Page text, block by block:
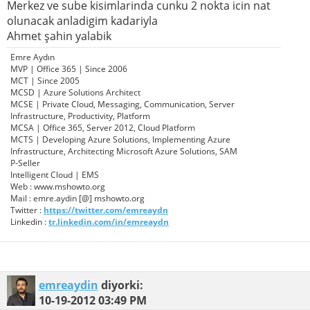
Merkez ve sube kisimlarinda cunku 2 nokta icin nat
olunacak anladigim kadariyla
Ahmet şahin yalabik
Emre Aydın
MVP | Office 365 | Since 2006
MCT | Since 2005
MCSD | Azure Solutions Architect
MCSE | Private Cloud, Messaging, Communication, Server
Infrastructure, Productivity, Platform
MCSA | Office 365, Server 2012, Cloud Platform
MCTS | Developing Azure Solutions, Implementing Azure
Infrastructure, Architecting Microsoft Azure Solutions, SAM
P-Seller
Intelligent Cloud | EMS
Web : www.mshowto.org
Mail : emre.aydin [@] mshowto.org
Twitter : https://twitter.com/emreaydn
Linkedin :tr.linkedin.com/in/emreaydn
emreaydin diyorki:
10-19-201203:49 PM